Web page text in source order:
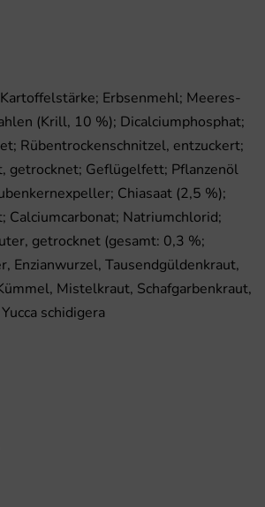
Erbsenmehl; Meeres-
(Krill, 10 %); Dicalciumphosphat;
Rübentrockenschnitzel, entzuckert;
getrocknet; Geflügelfett; Pflanzenöl
Chiasaat (2,5 %);
Calciumcarbonat; Natriumchlorid;
getrocknet (gesamt: 0,3 %;
Enzianwurzel, Tausendgüldenkraut,
Mistelkraut, Schafgarbenkraut,
schidigera